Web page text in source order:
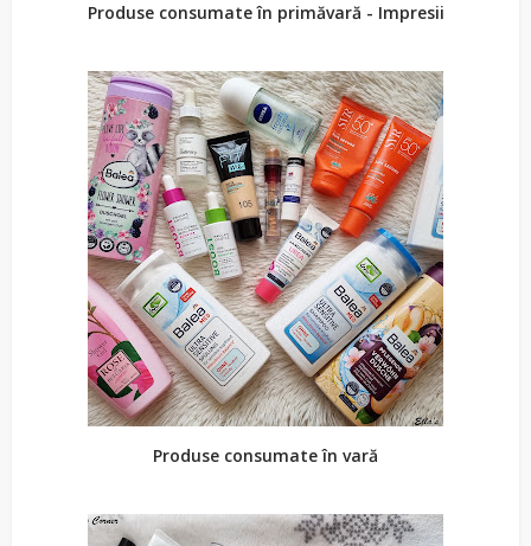
Produse consumate în primăvară - Impresii
Produse consumate în vară